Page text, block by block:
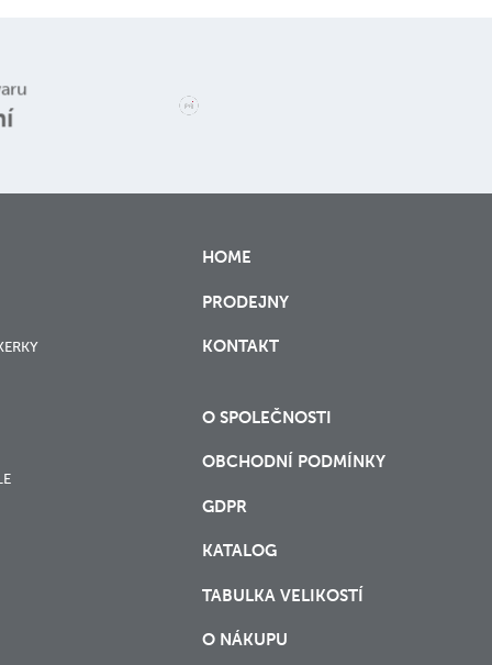
HOME
PRODEJNY
KONTAKT
O SPOLEČNOSTI
OBCHODNÍ PODMÍNKY
GDPR
KATALOG
TABULKA VELIKOSTÍ
O NÁKUPU